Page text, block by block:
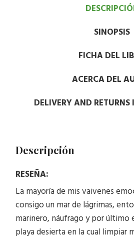
SINOPSIS
FICHA DEL
ACERCA DEL
DELIVERY AND
Descripción
RESEÑA:
La mayoría de mis vaivenes
consigo un mar de lágrimas,
marinero, náufrago y por último
playa desierta en la cual limpiar